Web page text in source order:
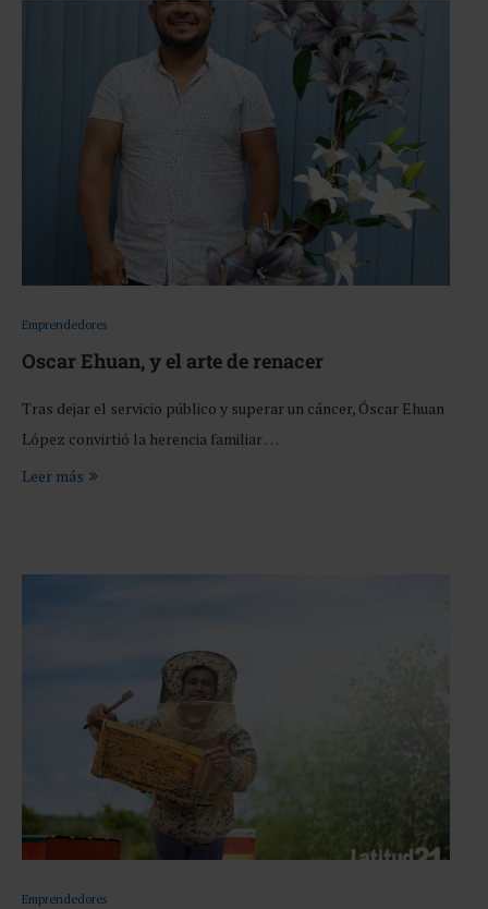
Emprendedores
Oscar Ehuan, y el arte de renacer
Tras dejar el servicio público y superar un cáncer, Óscar Ehuan
López convirtió la herencia familiar …
Leer más
Emprendedores